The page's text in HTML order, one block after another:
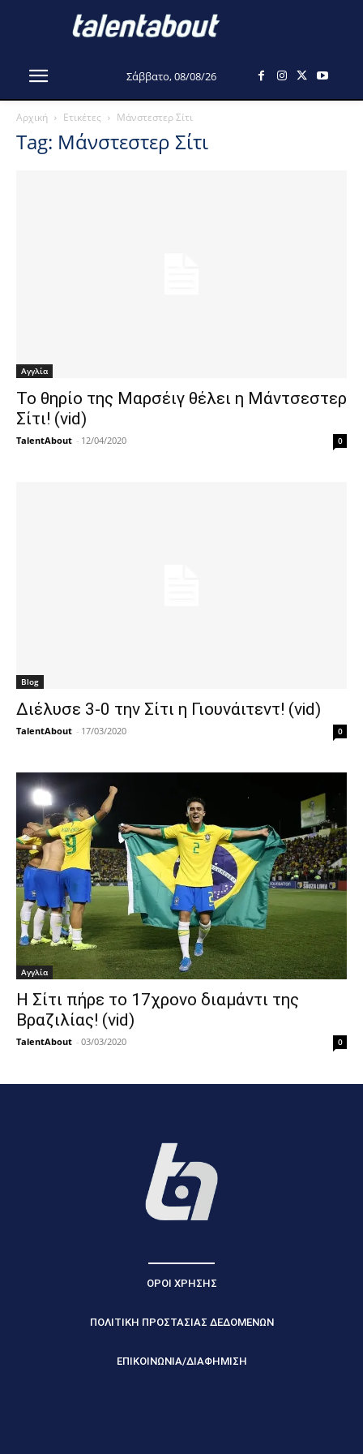
Σάββατο, 08/08/26
Αρχική Ετικέτες Μάνστεστερ Σίτι
Tag: Μάνστεστερ Σίτι
Αγγλία
Το θηρίο της Μαρσέιγ θέλει η Μάντσεστερ
Σίτι! (vid)
TalentAbout - 12/04/2020 0
Blog
Διέλυσε 3-0 την Σίτι η Γιουνάιτεντ! (vid)
TalentAbout - 17/03/2020 0
Αγγλία
H Σίτι πήρε το 17χρονο διαμάντι της
Βραζιλίας! (vid)
TalentAbout - 03/03/2020 0
ΟΡΟΙ ΧΡΗΣΗΣ
ΠΟΛΙΤΙΚΗ ΠΡΟΣΤΑΣΙΑΣ ΔΕΔΟΜΕΝΩΝ
ΕΠΙΚΟΙΝΩΝΙΑ/ΔΙΑΦΗΜΙΣΗ